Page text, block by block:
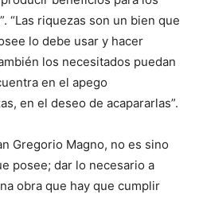
“Las rique­zas son un bien que
lo debe usar y hacer
los necesitados puedan
en el apego
en el deseo de acapararlas”.
Gregorio Magno, no es sino
posee; dar lo necesario a
obra que hay que cumplir